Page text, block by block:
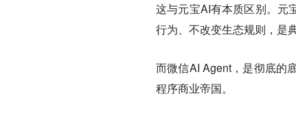
这与元宝AI有本质区别。元
行为、不改变生态规则，是典
而微信AI Agent，是彻底的
程序商业帝国。